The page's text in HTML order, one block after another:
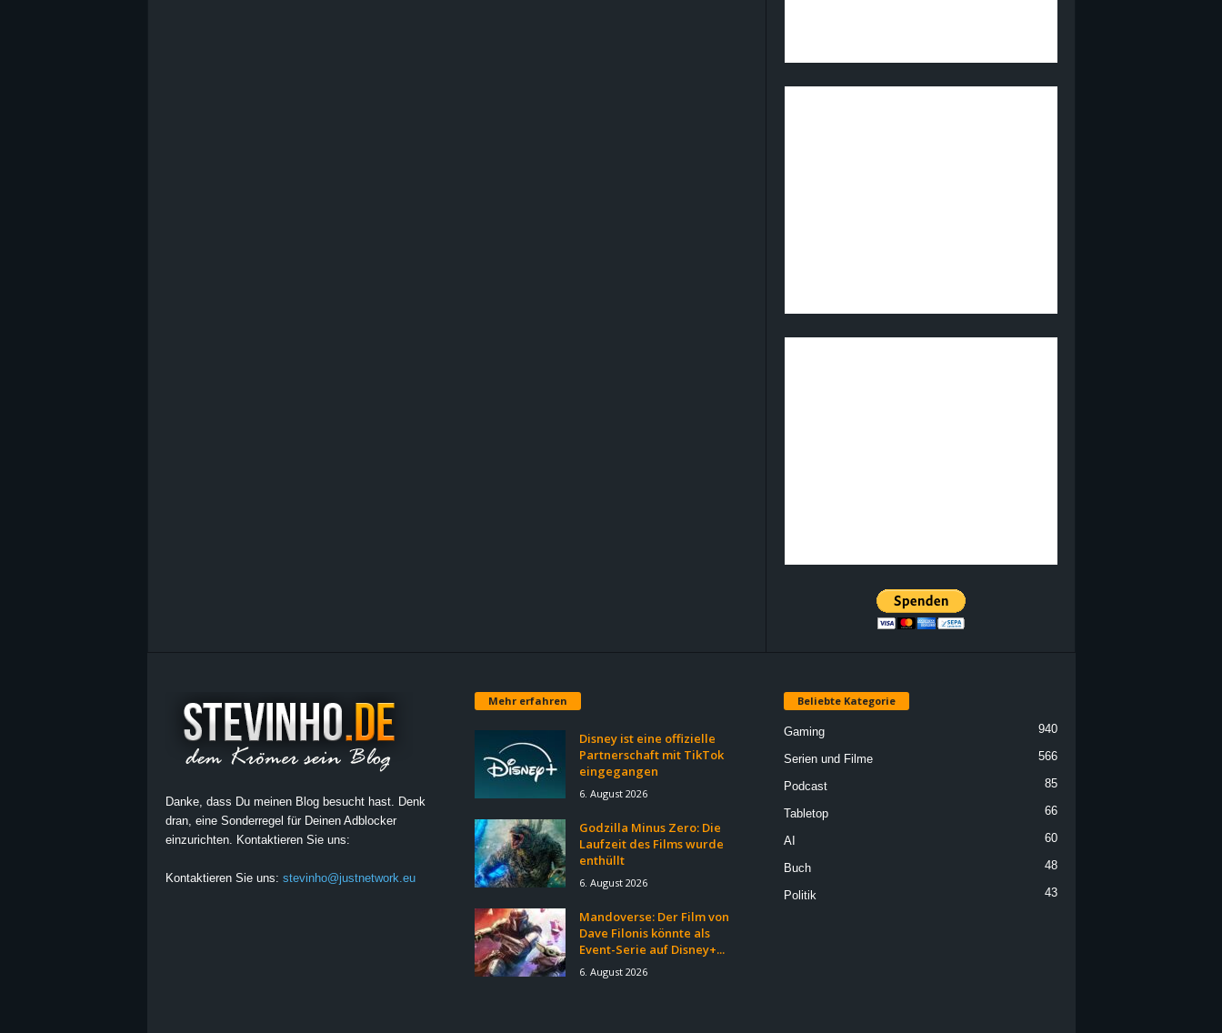
Danke, dass Du meinen Blog besucht hast. Denk
dran, eine Sonderregel für Deinen Adblocker
einzurichten. Kontaktieren Sie uns:
Kontaktieren Sie uns: stevinho@justnetwork.eu
Mehr erfahren
Disney ist eine offizielle
Partnerschaft mit TikTok
eingegangen
6. August 2026
Godzilla Minus Zero: Die
Laufzeit des Films wurde
enthüllt
6. August 2026
Mandoverse: Der Film von
Dave Filonis könnte als
Event-Serie auf Disney+...
6. August 2026
Beliebte Kategorie
Gaming 940
Serien und Filme 566
Podcast 85
Tabletop 66
AI 60
Buch 48
Politik 43